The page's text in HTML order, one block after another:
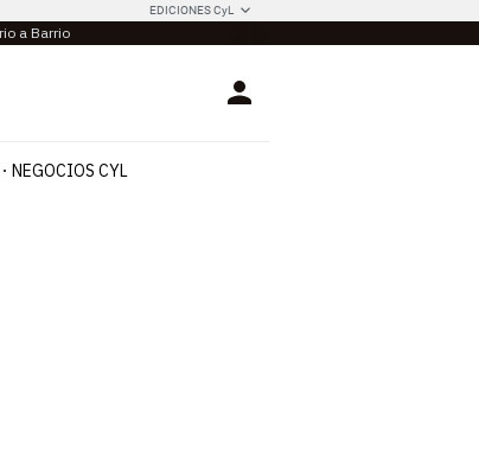
EDICIONES CyL
a Barrio
Login
NEGOCIOS CYL